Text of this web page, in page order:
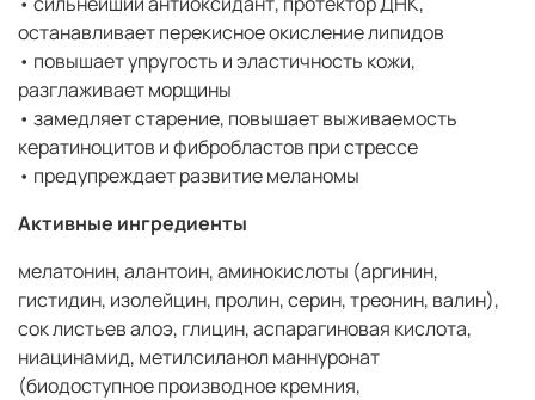
останавливает перекисное окисление липидов
• повышает упругость и эластичность кожи,
разглаживает морщины
• замедляет старение, повышает выживаемость
кератиноцитов и фибробластов при стрессе
• предупреждает развитие меланомы
Активные ингредиенты
мелатонин, алантоин, аминокислоты (аргинин,
гистидин, изолейцин, пролин, серин, треонин, валин),
сок листьев алоэ, глицин, аспарагиновая кислота,
ниацинамид, метилсиланол маннуронат
(биодоступное производное кремния,